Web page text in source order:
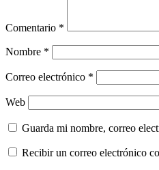
Comentario *
Nombre *
Correo electrónico *
Web
Guarda mi nombre, correo
Recibir un correo electrónico